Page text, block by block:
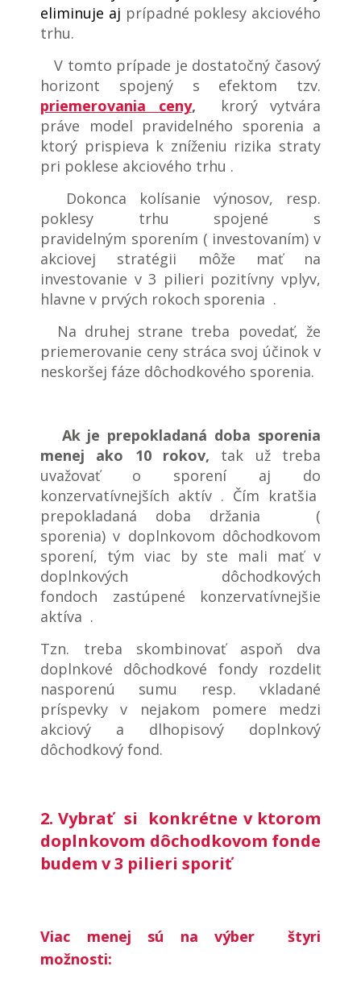
eliminuje aj prípadné poklesy akciového
trhu.
V tomto prípade je dostatočný časový
horizont spojený s efektom tzv.
priemerovania ceny,
krorý vytvára
práve model pravidelného sporenia a
ktorý prispieva k zníženiu rizika straty
pri poklese akciového trhu .
Dokonca kolísanie výnosov, resp.
poklesy trhu spojené s
pravidelným sporením ( investovaním) v
akciovej stratégii môže mať na
investovanie v 3 pilieri pozitívny vplyv,
hlavne v prvých rokoch sporenia .
Na druhej strane treba povedať, že
priemerovanie ceny stráca svoj účinok v
neskoršej fáze dôchodkového sporenia.
Ak je prepokladaná doba sporenia
menej ako 10 rokov, tak už treba
uvažovať o sporení aj do
konzervatívnejších aktív . Čím kratšia
prepokladaná doba držania (
sporenia) v doplnkovom dôchodkovom
sporení, tým viac by ste mali mať v
doplnkových dôchodkových
fondoch zastúpené konzervatívnejšie
aktíva .
Tzn. treba skombinovať aspoň dva
doplnkové dôchodkové fondy rozdeliť
nasporenú sumu resp. vkladané
príspevky v nejakom pomere medzi
akciový a dlhopisový doplnkový
dôchodkový fond.
2. Vybrať si konkrétne v ktorom
doplnkovom dôchodkovom fonde
budem v 3 pilieri sporiť
Viac menej sú na výber štyri
možnosti: